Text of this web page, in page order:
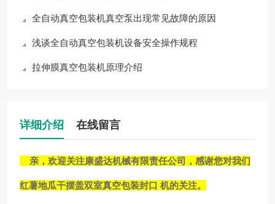
全自动真空包装机真空泵出现常见故障的原因
浅谈全自动真空包装机设备安全操作规程
拉伸膜真空包装机原理介绍
详细介绍 在线留言
亲，欢迎关注康盛达机械有限责任公司，感谢您对我们
红薯地瓜干摆盖双室真空包装封口 机的关注。